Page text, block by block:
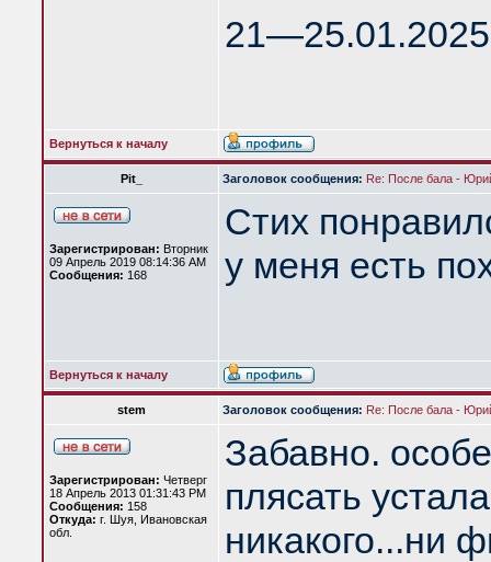
Вернуться к началу
Pit_ Заголовок сообщения: Re: После бала -
Зарегистрирован: Вторник
09 Апрель 2019 08:14:36 AM
Сообщения: 168
Стих
у меня есть
Вернуться к началу
stem Заголовок сообщения: Re: После бала -
Зарегистрирован: Четверг
18 Апрель 2013 01:31:43 PM
Сообщения: 158
Откуда: г. Шуя, Ивановская
обл.
Забавно.
плясать
никакого...ни